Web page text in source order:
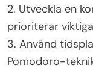
2. Utveckla en
prioriterar
3. Använd
Pomodoro-